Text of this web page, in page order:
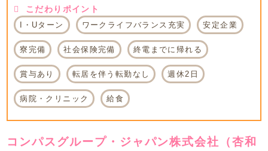
こだわりポイント
I・Uターン ワークライフバランス充実 安定企業
寮完備 社会保険完備 終電までに帰れる
賞与あり 転居を伴う転勤なし 週休2日
病院・クリニック 給食
コンパスグループ・ジャパン株式会社（杏和